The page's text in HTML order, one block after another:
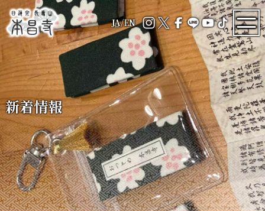
JA/EN
新着情報